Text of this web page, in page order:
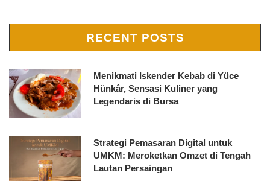
RECENT POSTS
Menikmati Iskender Kebab di Yüce
Hünkâr, Sensasi Kuliner yang
Legendaris di Bursa
Strategi Pemasaran Digital untuk
UMKM: Meroketkan Omzet di Tengah
Lautan Persaingan